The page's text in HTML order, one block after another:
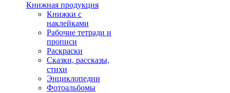
Книжная продукция
Книжки с
наклейками
Рабочие тетради и
прописи
Раскраски
Сказки, рассказы,
стихи
Энциклопедии
Фотоальбомы